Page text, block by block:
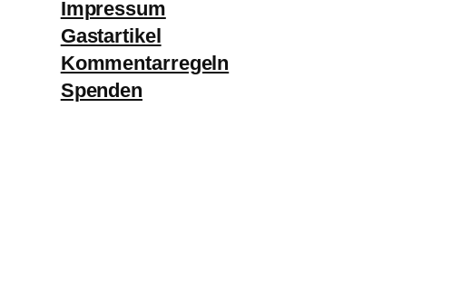
h
e
n
Impressum
Gastartikel
Kommentarregeln
Spenden